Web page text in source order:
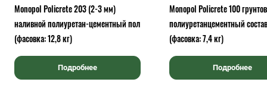
Monopol Policrete 203 (2-3 мм)
наливной полиуретан-цементный пол
(фасовка: 12,8 кг)
Подробнее
Monopol Policrete 100
полиуретанцементный состав
(фасовка: 7,4 кг)
Подробнее